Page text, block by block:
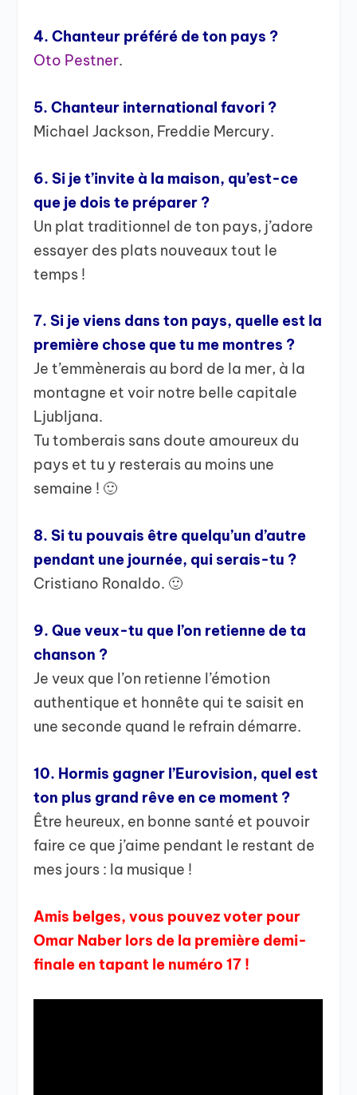
4. Chanteur préféré de ton pays ?
Oto Pestner.
5. Chanteur international favori ?
Michael Jackson, Freddie Mercury.
6. Si je t’invite à la maison, qu’est-ce
que je dois te préparer ?
Un plat traditionnel de ton pays, j’adore
essayer des plats nouveaux tout le
temps !
7. Si je viens dans ton pays, quelle est la
première chose que tu me montres ?
Je t’emmènerais au bord de la mer, à la
montagne et voir notre belle capitale
Ljubljana.
Tu tomberais sans doute amoureux du
pays et tu y resterais au moins une
semaine ! 🙂
8. Si tu pouvais être quelqu’un d’autre
pendant une journée, qui serais-tu ?
Cristiano Ronaldo. 🙂
9. Que veux-tu que l’on retienne de ta
chanson ?
Je veux que l’on retienne l’émotion
authentique et honnête qui te saisit en
une seconde quand le refrain démarre.
10. Hormis gagner l’Eurovision, quel est
ton plus grand rêve en ce moment ?
Être heureux, en bonne santé et pouvoir
faire ce que j’aime pendant le restant de
mes jours : la musique !
Amis belges, vous pouvez voter pour
Omar Naber lors de la première demi-
finale en tapant le numéro 17 !